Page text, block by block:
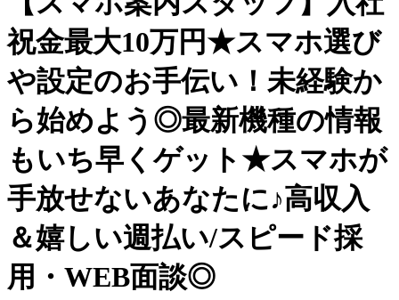
祝金最大10万円★スマホ選び
や設定のお手伝い！未経験か
ら始めよう◎最新機種の情報
もいち早くゲット★スマホが
手放せないあなたに♪高収入
＆嬉しい週払い/スピード採
用・WEB面談◎